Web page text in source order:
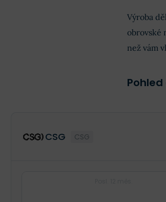
Výroba
obrovské
než vám
CSG CSG